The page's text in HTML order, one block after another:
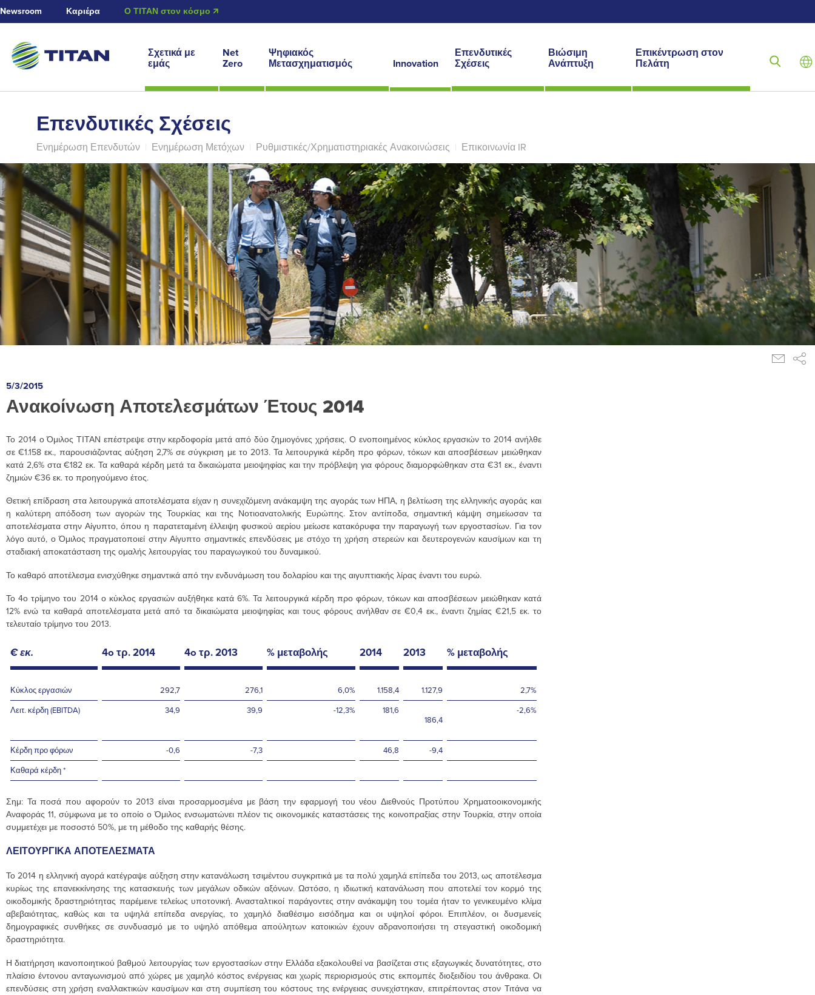
Newsroom Καριέρα Ο ΤΙΤΑΝ στον κόσμο 🡭
Σχετικά με
εμάς
Net
Zero
Ψηφιακός
Μετασχηματισμός
Innovation
Επενδυτικές
Σχέσεις
Βιώσιμη
Ανάπτυξη
Επικέντρωση στον
Πελάτη
Επενδυτικές Σχέσεις
Ενημέρωση Επενδυτών Ενημέρωση Μετόχων Ρυθμιστικές/Χρηματιστηριακές Ανακοινώσεις Επικοινωνία IR
5/3/2015
Ανακοίνωση Αποτελεσμάτων Έτους 2014
Το 2014 ο Όμιλος ΤΙΤΑΝ επέστρεψε στην κερδοφορία μετά από δύο ζημιογόνες χρήσεις. Ο ενοποιημένος κύκλος εργασιών το 2014 ανήλθε
σε €1.158 εκ., παρουσιάζοντας αύξηση 2,7% σε σύγκριση με το 2013. Τα λειτουργικά κέρδη προ φόρων, τόκων και αποσβέσεων μειώθηκαν
κατά 2,6% στα €182 εκ. Τα καθαρά κέρδη μετά τα δικαιώματα μειοψηφίας και την πρόβλεψη για φόρους διαμορφώθηκαν στα €31 εκ., έναντι
ζημιών €36 εκ. το προηγούμενο έτος.
Θετική επίδραση στα λειτουργικά αποτελέσματα είχαν η συνεχιζόμενη ανάκαμψη της αγοράς των ΗΠΑ, η βελτίωση της ελληνικής αγοράς και
η καλύτερη απόδοση των αγορών της Τουρκίας και της Νοτιοανατολικής Ευρώπης. Στον αντίποδα, σημαντική κάμψη σημείωσαν τα
αποτελέσματα στην Αίγυπτο, όπου η παρατεταμένη έλλειψη φυσικού αερίου μείωσε κατακόρυφα την παραγωγή των εργοστασίων. Για τον
λόγο αυτό, ο Όμιλος πραγματοποιεί στην Αίγυπτο σημαντικές επενδύσεις με στόχο τη χρήση στερεών και δευτερογενών καυσίμων και τη
σταδιακή αποκατάσταση της ομαλής λειτουργίας του παραγωγικού του δυναμικού.
Το καθαρό αποτέλεσμα ενισχύθηκε σημαντικά από την ενδυνάμωση του δολαρίου και της αιγυπτιακής λίρας έναντι του ευρώ.
Το 4ο τρίμηνο του 2014 ο κύκλος εργασιών αυξήθηκε κατά 6%. Τα λειτουργικά κέρδη προ φόρων, τόκων και αποσβέσεων μειώθηκαν κατά
12% ενώ τα καθαρά αποτελέσματα μετά από τα δικαιώματα μειοψηφίας και τους φόρους ανήλθαν σε €0,4 εκ., έναντι ζημίας €21,5 εκ. το
τελευταίο τρίμηνο του 2013.
€εκ. 4o τρ. 2014 4o τρ. 2013 % μεταβολής 2014 2013 % μεταβολής
Κύκλος εργασιών 292,7 276,1 6,0% 1.158,4 1.127,9 2,7%
Λειτ. κέρδη (EBITDA) 34,9 39,9 -12,3%
181,6
186,4
-2,6%
Κέρδη προ φόρων -0,6 -7,3 46,8 -9,4
Καθαρά κέρδη *
Σημ: Τα ποσά που αφορούν το 2013 είναι προσαρμοσμένα με βάση την εφαρμογή του νέου Διεθνούς Προτύπου Χρηματοοικονομικής
Αναφοράς 11, σύμφωνα με το οποίο ο Όμιλος ενσωματώνει πλέον τις οικονομικές καταστάσεις της κοινοπραξίας στην Τουρκία, στην οποία
συμμετέχει με ποσοστό 50%, με τη μέθοδο της καθαρής θέσης.
ΛΕΙΤΟΥΡΓΙΚΑ ΑΠΟΤΕΛΕΣΜΑΤΑ
Το 2014 η ελληνική αγορά κατέγραψε αύξηση στην κατανάλωση τσιμέντου συγκριτικά με τα πολύ χαμηλά επίπεδα του 2013, ως αποτέλεσμα
κυρίως της επανεκκίνησης της κατασκευής των μεγάλων οδικών αξόνων. Ωστόσο, η ιδιωτική κατανάλωση που αποτελεί τον κορμό της
οικοδομικής δραστηριότητας παρέμεινε τελείως υποτονική. Ανασταλτικοί παράγοντες στην ανάκαμψη του τομέα ήταν το γενικευμένο κλίμα
αβεβαιότητας, καθώς και τα υψηλά επίπεδα ανεργίας, το χαμηλό διαθέσιμο εισόδημα και οι υψηλοί φόροι. Επιπλέον, οι δυσμενείς
δημογραφικές συνθήκες σε συνδυασμό με το υψηλό απόθεμα απούλητων κατοικιών έχουν αδρανοποιήσει τη στεγαστική οικοδομική
δραστηριότητα.
Η διατήρηση ικανοποιητικού βαθμού λειτουργίας των εργοστασίων στην Ελλάδα εξακολουθεί να βασίζεται στις εξαγωγικές δυνατότητες, στο
πλαίσιο έντονου ανταγωνισμού από χώρες με χαμηλό κόστος ενέργειας και χωρίς περιορισμούς στις εκπομπές διοξειδίου του άνθρακα. Οι
επενδύσεις στη χρήση εναλλακτικών καυσίμων και στη συμπίεση του κόστους της ενέργειας συνεχίστηκαν, επιτρέποντας στον Τιτάνα να